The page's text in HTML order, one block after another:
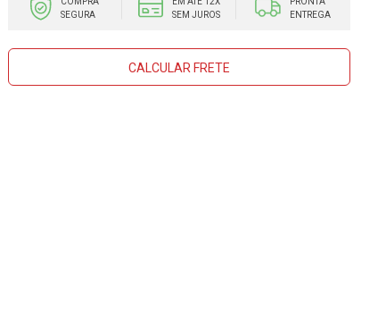
SEGURA
SEM JUROS
ENTREGA
CALCULAR FRETE